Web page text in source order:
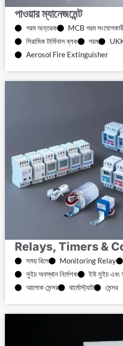
পাওয়ার ম্যানেজমেন্ট
গরম অন্তরক MCB গরম
সিরামিক টার্মিনাল ব্লক
গরম
Aerosol Fire Extinguisher
Relays, Timers &
সময় রিলে Monitoring Relay
সুইচ অবস্থান নির্দেশক
ইউ সুইচ এবং
আলোক সেন্সর
থার্মোস্ট্যাট সেন্সর